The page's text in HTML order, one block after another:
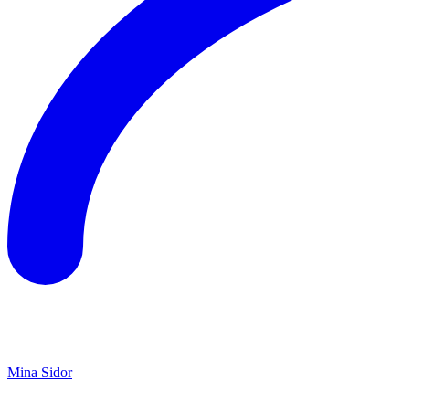
Mina Sidor